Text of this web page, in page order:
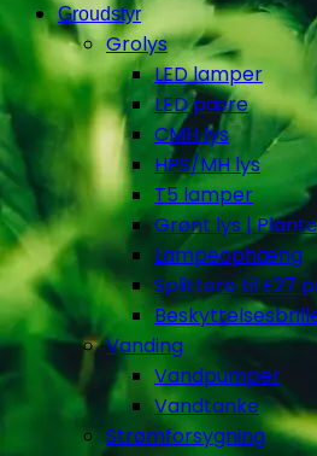
Groudstyr
Grolys
LED lamper
LED pære
CMH lys
HPS/MH lys
T5 lamper
Grønt lys |
Lampeophæng
Splittere til E27
Vanding
Vandpumper
Vandtanke
Strømforsygning